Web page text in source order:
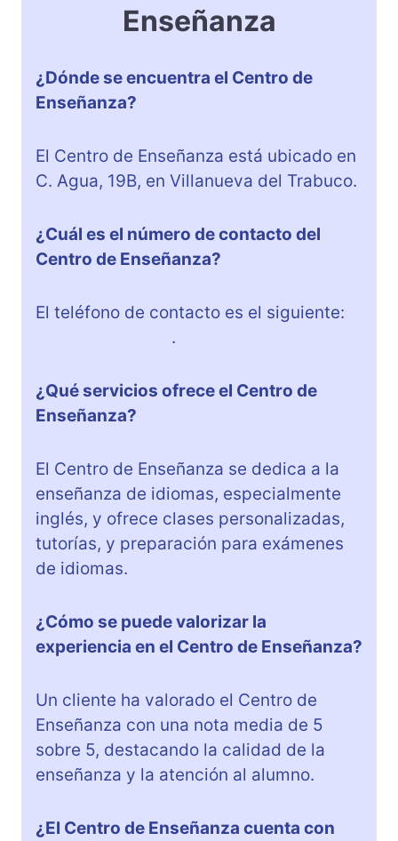
Enseñanza
¿Dónde se encuentra el Centro de
Enseñanza?
El Centro de Enseñanza está ubicado en
C. Agua, 19B, en Villanueva del Trabuco.
¿Cuál es el número de contacto del
Centro de Enseñanza?
El teléfono de contacto es el siguiente:
.
¿Qué servicios ofrece el Centro de
Enseñanza?
El Centro de Enseñanza se dedica a la
enseñanza de idiomas, especialmente
inglés, y ofrece clases personalizadas,
tutorías, y preparación para exámenes
de idiomas.
¿Cómo se puede valorizar la
experiencia en el Centro de Enseñanza?
Un cliente ha valorado el Centro de
Enseñanza con una nota media de 5
sobre 5, destacando la calidad de la
enseñanza y la atención al alumno.
¿El Centro de Enseñanza cuenta con